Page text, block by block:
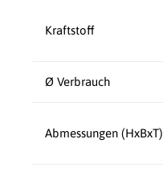
Kraftstoff
Ø Verbrauch
Abmessungen (HxBxT)